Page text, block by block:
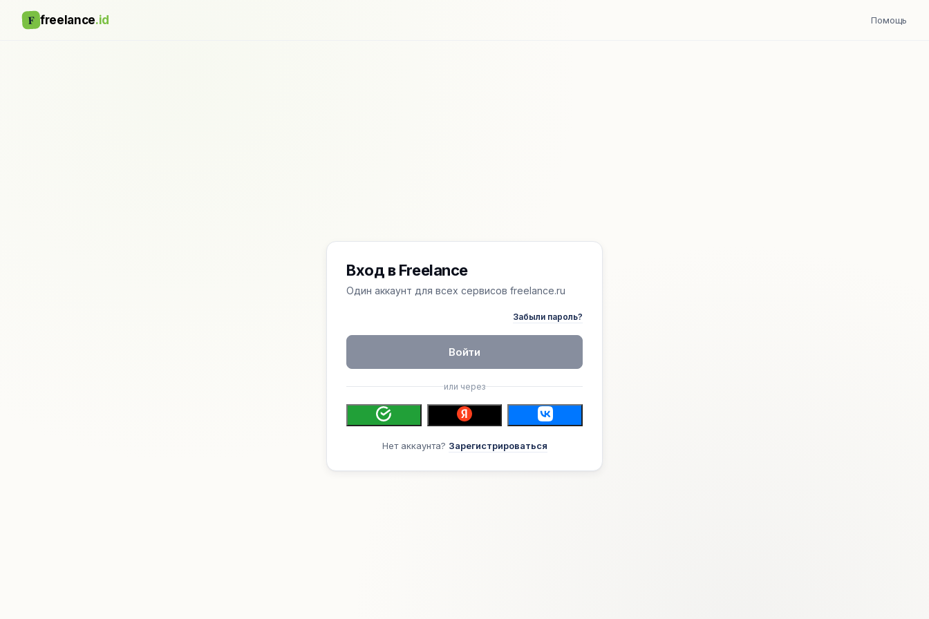
F freelance.id Помощь
Вход в Freelance
Один аккаунт для всех сервисов freelance.ru
Забыли пароль?
Войти
или через
Нет аккаунта? Зарегистрироваться